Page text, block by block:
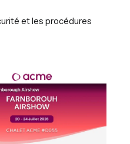
et les procédures